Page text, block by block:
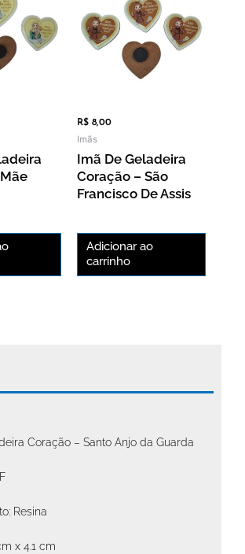
R$ 8,00
Imãs
Imã De Geladeira
Coração – São
Francisco De Assis
Adicionar ao
carrinho
Coração – Santo Anjo da Guarda
Resina
x 4.1 cm